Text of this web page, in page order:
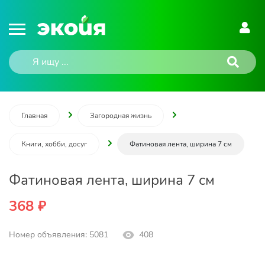
Главная Загородная жизнь
Книги, хобби, досуг Фатиновая лента, ширина 7 см
Фатиновая лента, ширина 7 см
368 ₽
Номер объявления: 5081 408